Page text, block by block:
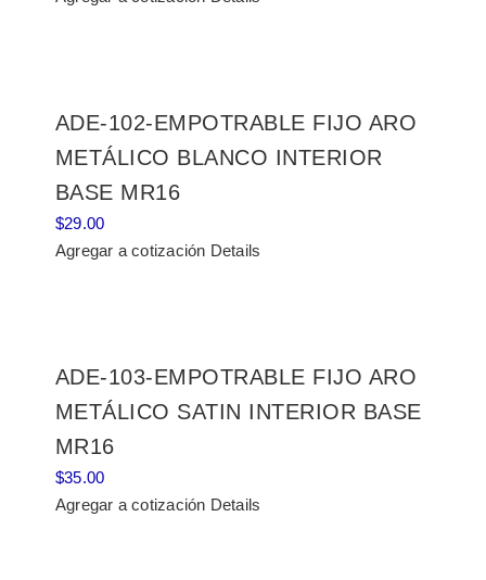
ADE-102-EMPOTRABLE FIJO ARO
METÁLICO BLANCO INTERIOR
BASE MR16
$29.00
Agregar a cotización Details
ADE-103-EMPOTRABLE FIJO ARO
METÁLICO SATIN INTERIOR BASE
MR16
$35.00
Agregar a cotización Details